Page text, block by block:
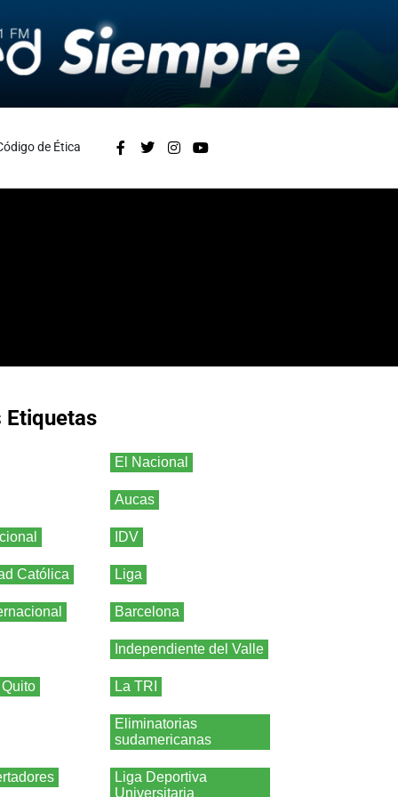
de Ética
Etiquetas
El Nacional
Aucas
IDV
Católica Liga
Barcelona
Independiente del Valle
La TRI
Eliminatorias
sudamericanas
Liga Deportiva
Universitaria